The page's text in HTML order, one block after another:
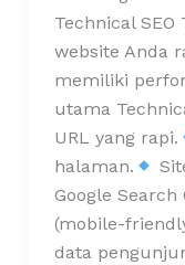
Technical SEO
website Anda
memiliki
utama
URL yang rapi.
halaman.
Google Search
(mobile-
data